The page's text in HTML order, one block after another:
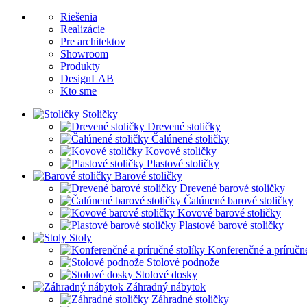
Riešenia
Realizácie
Pre architektov
Showroom
Produkty
DesignLAB
Kto sme
Stoličky
Drevené stoličky
Čalúnené stoličky
Kovové stoličky
Plastové stoličky
Barové stoličky
Drevené barové stoličky
Čalúnené barové stoličky
Kovové barové stoličky
Plastové barové stoličky
Stoly
Konferenčné a
Stolové podnože
Stolové dosky
Záhradný nábytok
Záhradné stoličky